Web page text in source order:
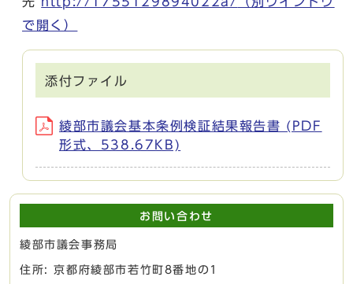
で開く）
添付ファイル
綾部市議会基本条例検証結果報告書 (PDF
形式、538.67KB)
お問い合わせ
綾部市議会事務局
住所: 京都府綾部市若竹町8番地の1